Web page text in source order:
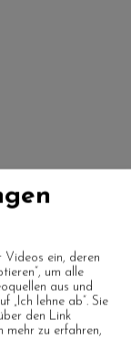
Videos ein, deren
um alle
aus und
„Ich lehne ab“. Sie
den Link
mehr zu erfahren,